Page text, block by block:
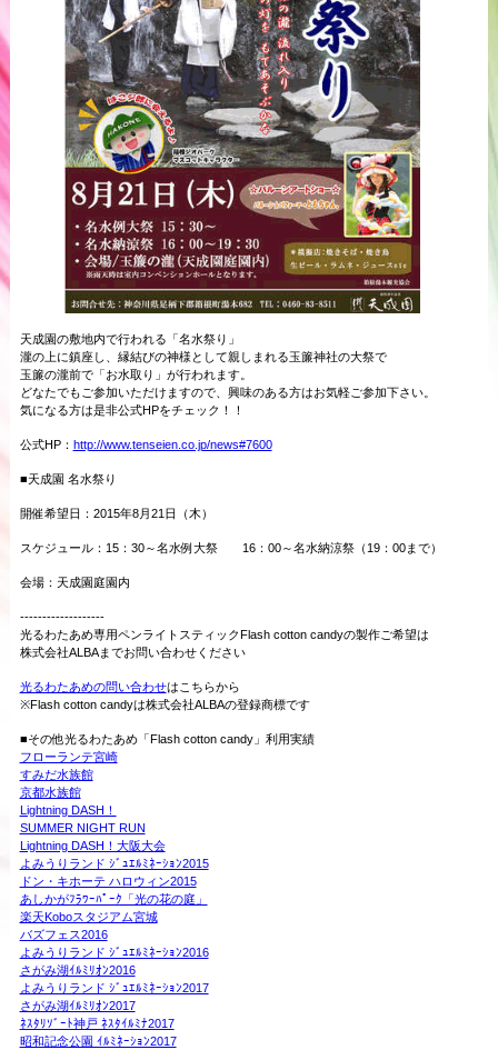
天成園の敷地内で行われる「名水祭り」
瀧の上に鎮座し、縁結びの神様として親しまれる玉簾神社の大祭で
玉簾の瀧前で「お水取り」が行われます。
どなたでもご参加いただけますので、興味のある方はお気軽ご参加下さい。
気になる方は是非公式HPをチェック！！
公式HP： http://www.tenseien.co.jp/news#7600
■天成園 名水祭り
開催希望日：2015年8月21日（木）
スケジュール：15：30～名水例大祭 16：00～名水納涼祭（19：00まで）
会場：天成園庭園内
-------------------
光るわたあめ専用ペンライトスティックFlash cotton candyの製作ご希望は
株式会社ALBAまでお問い合わせください
光るわたあめの問い合わせはこちらから
※Flash cotton candyは株式会社ALBAの登録商標です
■その他光るわたあめ「Flash cotton candy」利用実績
フローランテ宮崎
すみだ水族館
京都水族館
Lightning DASH！
SUMMER NIGHT RUN
Lightning DASH！大阪大会
よみうりランド ｼﾞｭｴﾙﾐﾈｰｼｮﾝ2015
ドン・キホーテ ハロウィン2015
あしかがﾌﾗﾜｰﾊﾟｰｸ「光の花の庭」
楽天Koboスタジアム宮城
バズフェス2016
よみうりランド ｼﾞｭｴﾙﾐﾈｰｼｮﾝ2016
さがみ湖ｲﾙﾐﾘｵﾝ2016
よみうりランド ｼﾞｭｴﾙﾐﾈｰｼｮﾝ2017
さがみ湖ｲﾙﾐﾘｵﾝ2017
ﾈｽﾀﾘｿﾞｰﾄ神戸 ﾈｽﾀｲﾙﾐﾅ2017
昭和記念公園 ｲﾙﾐﾈｰｼｮﾝ2017